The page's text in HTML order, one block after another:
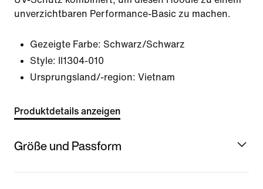
unverzichtbaren Performance-Basic zu machen.
Gezeigte Farbe: Schwarz/Schwarz
Style:
II1304-010
Ursprungsland/-region: Vietnam
Produktdetails anzeigen
Größe und Passform